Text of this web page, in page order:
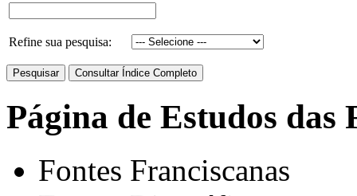
Refine sua pesquisa:
Página de Estudos das
Fontes Franciscanas